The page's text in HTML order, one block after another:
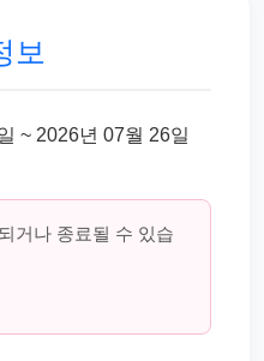
보
~ 2026년 07월 26일
거나 종료될 수 있습